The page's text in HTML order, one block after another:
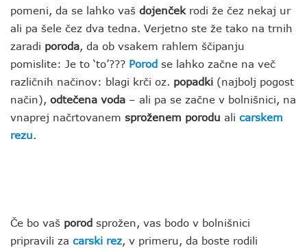
pomeni, da se lahko vaš dojenčekrodi že čez nekaj ur
ali pa šele čez dva tedna. Verjetno ste že tako na trnih
zaradi poroda, da ob vsakem rahlem ščipanju
pomislite: Je to ‘to’??? Porod se lahko začne na več
različnih načinov: blagi krči oz. popadki (najbolj pogost
način), odtečena voda – ali pa se začne v bolnišnici, na
vnaprej načrtovanem sproženem porodu ali carskem
rezu.
Če bo vaš porod sprožen, vas bodo v bolnišnici
pripravili za carski rez, v primeru, da boste rodili